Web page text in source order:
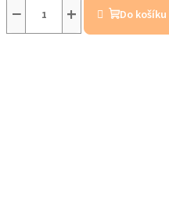
+
− Do košíku